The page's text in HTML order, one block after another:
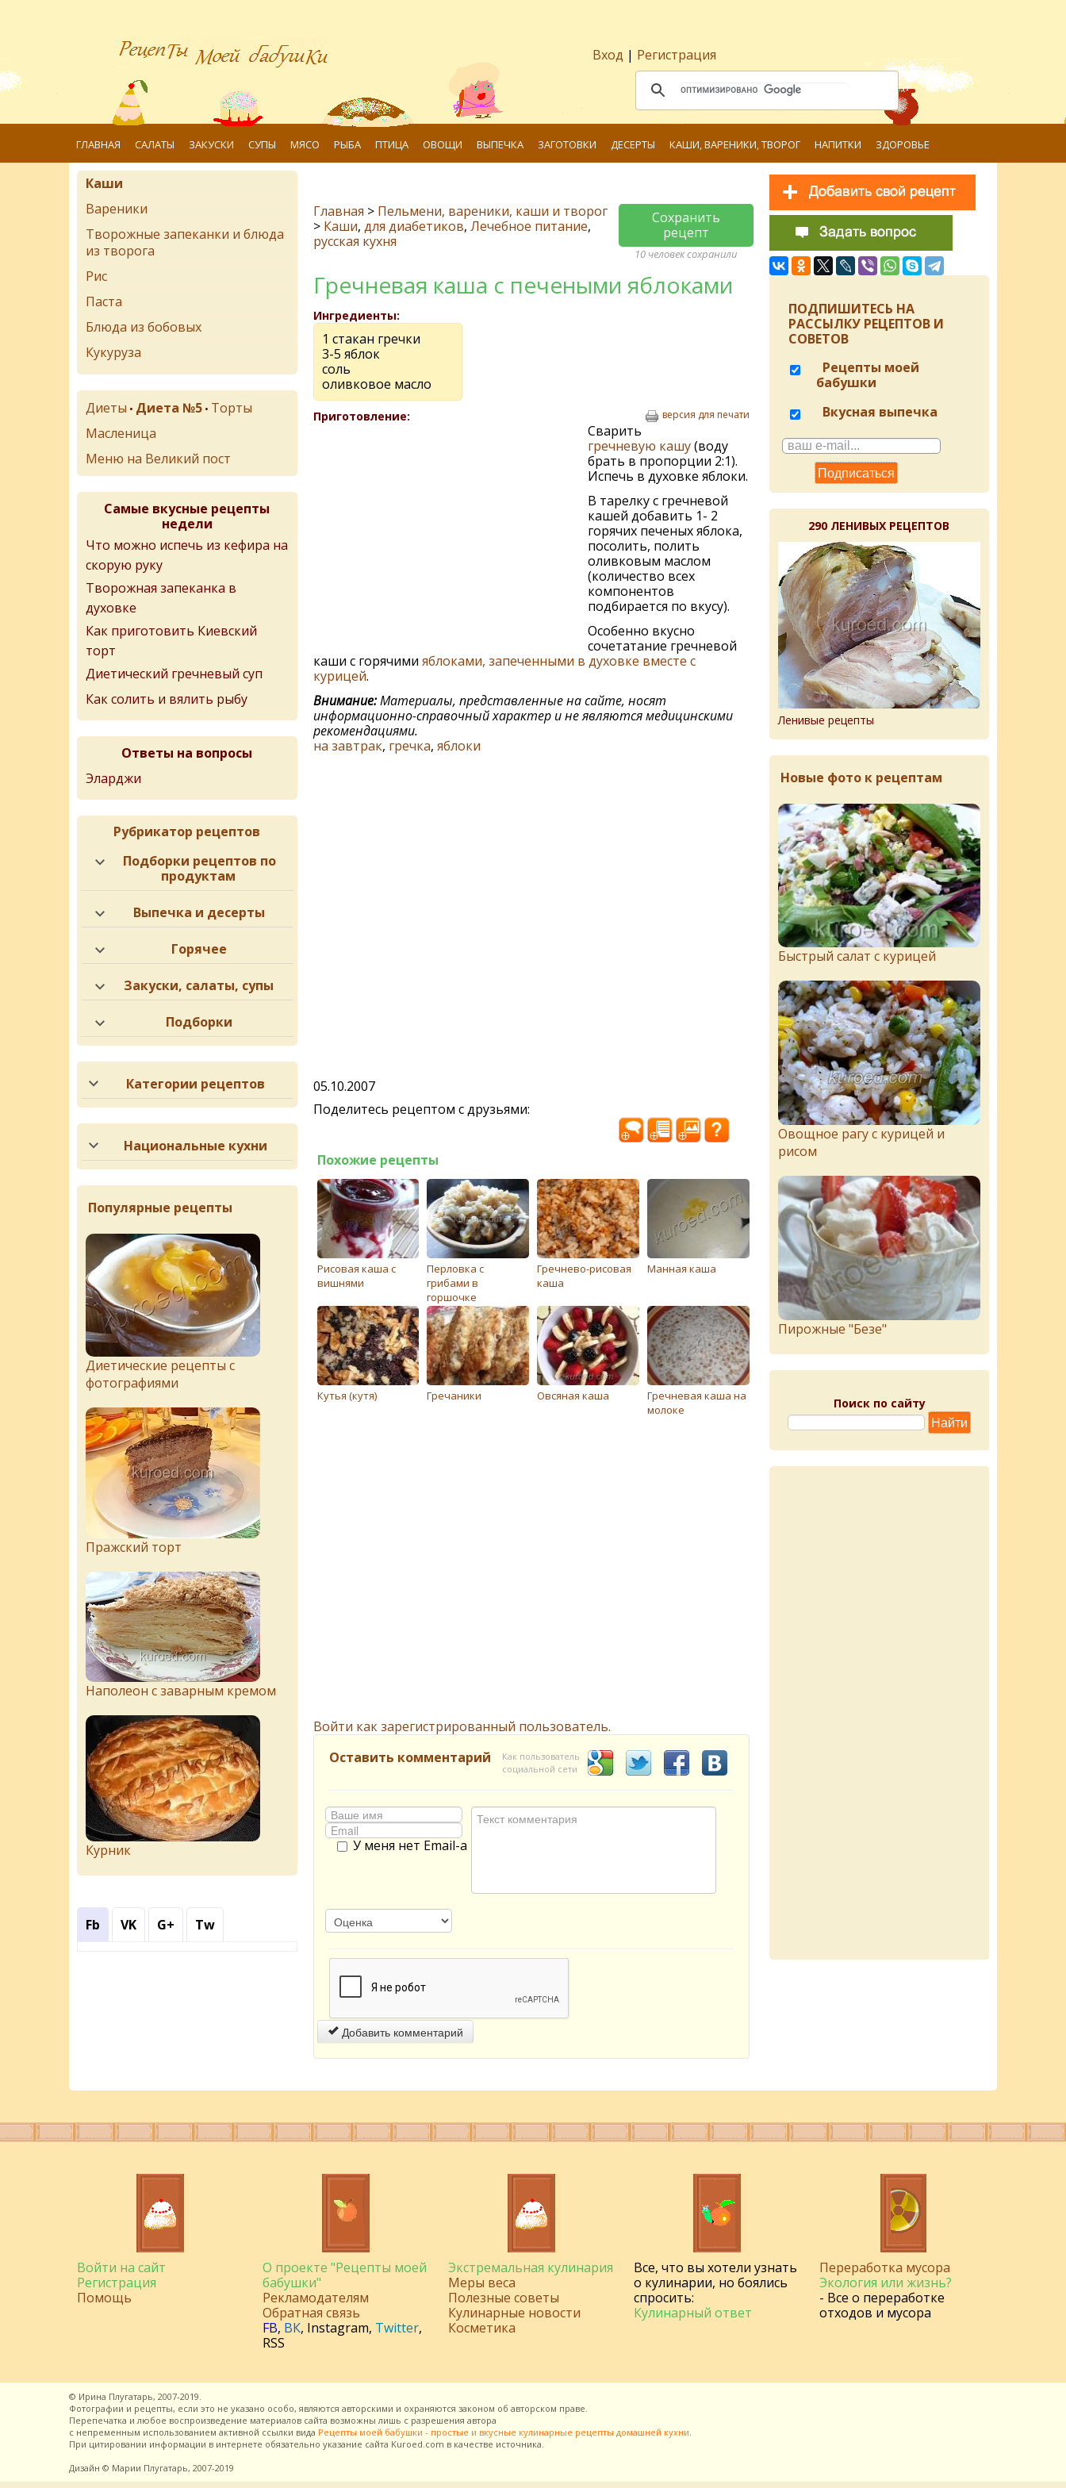
Вход | Регистрация
ГЛАВНАЯ САЛАТЫ ЗАКУСКИ СУПЫ МЯСО РЫБА ПТИЦА ОВОЩИ ВЫПЕЧКА ЗАГОТОВКИ ДЕСЕРТЫ КАШИ, ВАРЕНИКИ, ТВОРОГ НАПИТКИ ЗДОРОВЬЕ
Главная > Пельмени, вареники, каши и творог
> Каши, для диабетиков, Лечебное питание,
русская кухня
Сохранить
рецепт
10 человек сохранили
Гречневая каша с печеными яблоками
Ингредиенты:
1 стакан гречки
3-5 яблок
соль
оливковое масло
Приготовление: версия для печати
Сварить
гречневую кашу(воду
брать в пропорции 2:1).
Испечь в духовке яблоки.
В тарелку с гречневой
кашей добавить 1- 2
горячих печеных яблока,
посолить, полить
оливковым маслом
(количество всех
компонентов
подбирается по вкусу).
Особенно вкусно
сочетатание гречневой
каши с горячими яблоками, запеченными в духовке вместе с
курицей.
Внимание:Материалы, представленные на сайте, носят
информационно-справочный характер и не являются медицинскими
рекомендациями.
на завтрак, гречка, яблоки
05.10.2007
Поделитесь рецептом с друзьями:
Похожие рецепты
Рисовая каша с
вишнями
Перловка с
грибами в
горшочке
Грeчнeво-рисовая
каша
Манная каша
Кутья (кутя) Гречаники Овсяная каша
Гречневая каша на
молоке
Войти как зарегистрированный пользователь.
Оставить комментарий
Как пользователь
социальной сети
У меня нет Email-а
Добавить комментарий
Каши
Вареники
Творожные запеканки и блюда
из творога
Рис
Паста
Блюда из бобовых
Кукуруза
Диеты • Диета №5 • Торты
Масленица
Меню на Великий пост
Самые вкусные рецепты
недели
Что можно испечь из кефира на
скорую руку
Творожная запеканка в
духовке
Как приготовить Киевский
торт
Диетический гречневый суп
Как солить и вялить рыбу
Ответы на вопросы
Эларджи
Рубрикатор рецептов
Подборки рецептов по
продуктам
Выпечка и десерты
Горячее
Закуски, салаты, супы
Подборки
Категории рецептов
Национальные кухни
Популярные рецепты
Диетические рецепты с
фотографиями
Пражский торт
Наполеон с заварным кремом
Курник
Fb VK G+ Tw
ПОДПИШИТЕСЬ НА
РАССЫЛКУ РЕЦЕПТОВ И
СОВЕТОВ
Рецепты моей
бабушки
Вкусная выпечка
290 ЛЕНИВЫХ РЕЦЕПТОВ
Ленивые рецепты
Новые фото к рецептам
Быстрый салат с курицей
Овощное рагу с курицей и
рисом
Пирожныe "Бeзe"
Поиск по сайту
Войти на сайт
Регистрация
Помощь
О проекте "Рецепты моей
бабушки"
Рекламодателям
Обратная связь
FB, ВК, Instagram, Twitter,
RSS
Экстремальная кулинария
Меры веса
Полезные советы
Кулинарные новости
Косметика
Все, что вы хотели узнать
о кулинарии, но боялись
спросить:
Кулинарный ответ
Переработка мусора
Экология или жизнь?
- Все о переработке
отходов и мусора
© Ирина Плугатарь, 2007-2019.
Фотографии и рецепты, если это не указано особо, являются авторскими и охраняются законом об авторском праве.
Перепечатка и любое воспроизведение материалов сайта возможны лишь с разрешения автора
с непременным использованием активной ссылки вида Рецепты моей бабушки - простые и вкусные кулинарные рецепты домашней кухни.
При цитировании информации в интернете обязательно указание сайта Kuroed.com в качестве источника.
Дизайн © Марии Плугатарь, 2007-2019